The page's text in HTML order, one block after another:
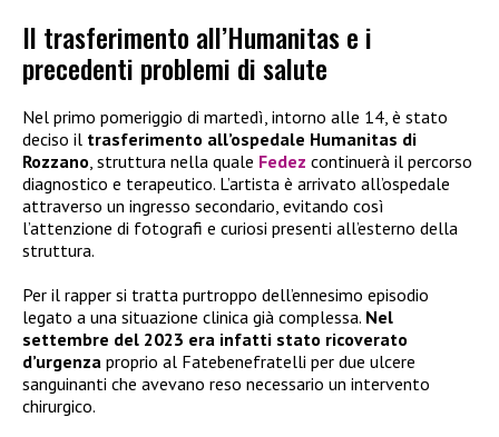
Il trasferimento all’Humanitas e i
precedenti problemi di salute
Nel primo pomeriggio di martedì, intorno alle 14, è stato
deciso il trasferimento all’ospedale Humanitas di
Rozzano , struttura nella quale Fedez continuerà il percorso
diagnostico e terapeutico. L’artista è arrivato all’ospedale
attraverso un ingresso secondario, evitando così
l’attenzione di fotografi e curiosi presenti all’esterno della
struttura.
Per il rapper si tratta purtroppo dell’ennesimo episodio
legato a una situazione clinica già complessa. Nel
settembre del 2023 era infatti stato ricoverato
d’urgenza proprio al Fatebenefratelli per due ulcere
sanguinanti che avevano reso necessario un intervento
chirurgico.